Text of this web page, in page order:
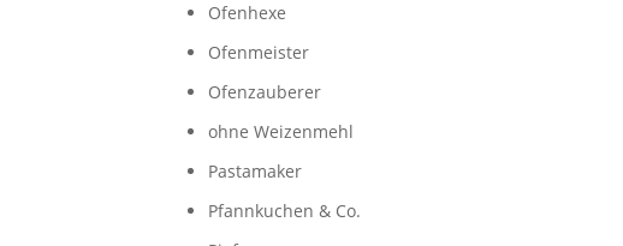
Ofenhexe
Ofenmeister
Ofenzauberer
ohne Weizenmehl
Pastamaker
Pfannkuchen & Co.